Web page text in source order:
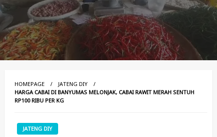
HOMEPAGE
JATENG DIY
HARGA CABAI DI BANYUMAS MELONJAK, CABAI RAWIT MERAH SENTUH
RP100 RIBU PER KG
JATENG DIY